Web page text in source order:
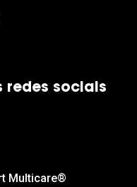
redes sociais
Multicare®